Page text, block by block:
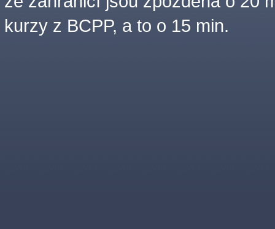
kurzy z BCPP, a to o 15 min.